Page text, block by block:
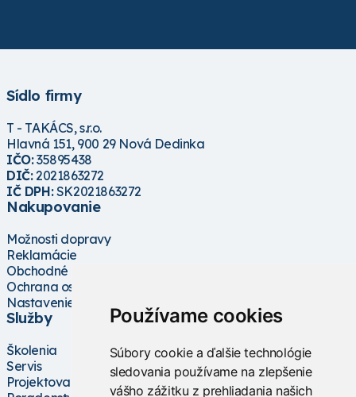
Používame cookies
Súbory cookie a ďalšie technológie
sledovania používame na zlepšenie
vášho zážitku z prehliadania našich
Sídlo firmy
T - TAKÁCS, s.r.o.
Hlavná 151, 900 29 Nová Dedinka
IČO:35895438
DIČ:2021863272
IČ DPH:SK2021863272
Nakupovanie
Možnosti dopravy
Reklamácie
Obchodné podmienky
Ochrana osobných údajov
Nastavenie cookies
Služby
Školenia
Servis
Projektovanie